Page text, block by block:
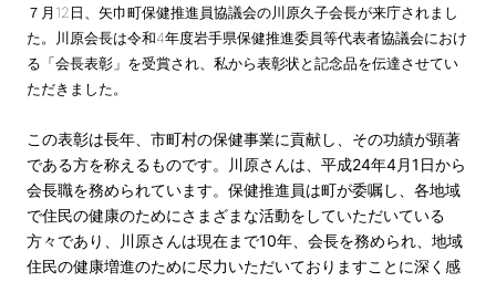
７月12日、矢巾町保健推進員協議会の川原久子会長が来庁されまし
た。川原会長は令和4年度岩手県保健推進委員等代表者協議会におけ
る「会長表彰」を受賞され、私から表彰状と記念品を伝達させてい
ただきました。
この表彰は長年、市町村の保健事業に貢献し、その功績が顕著
である方を称えるものです。川原さんは、平成24年4月1日から
会長職を務められています。保健推進員は町が委嘱し、各地域
で住民の健康のためにさまざまな活動をしていただいている
方々であり、川原さんは現在まで10年、会長を務められ、地域
住民の健康増進のために尽力いただいておりますことに深く感